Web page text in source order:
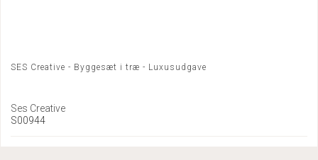
SES Creative - Byggesæt i træ - Luxusudgave
Ses Creative
S00944